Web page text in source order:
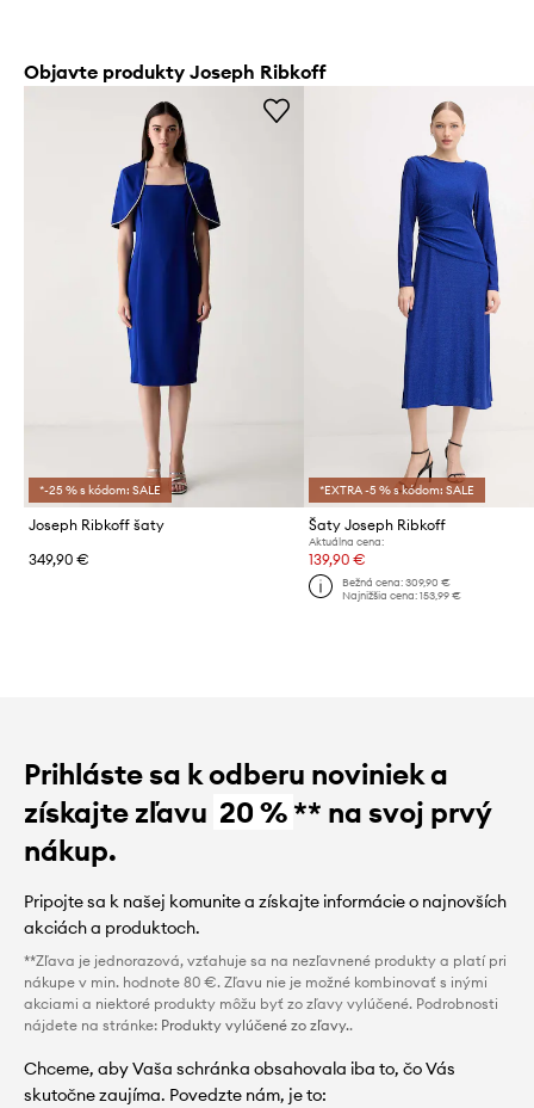
Objavte produkty Joseph Ribkoff
*-25 % s kódom: SALE
Joseph Ribkoff šaty
349,90 €
*EXTRA -5 % s kódom: SALE
Šaty Joseph Ribkoff
Aktuálna cena:
139,90 €
Bežná cena: 309,90 €
Najnižšia cena: 153,99 €
Prihláste sa k odberu noviniek a
získajte zľavu 20 %** na svoj prvý
nákup.
Pripojte sa k našej komunite a získajte informácie o najnovších
akciách a produktoch.
**Zľava je jednorazová, vzťahuje sa na nezľavnené produkty a platí pri
nákupe v min. hodnote 80 €. Zľavu nie je možné kombinovať s inými
akciami a niektoré produkty môžu byť zo zľavy vylúčené. Podrobnosti
nájdete na stránke: Produkty vylúčené zo zľavy..
Chceme, aby Vaša schránka obsahovala iba to, čo Vás
skutočne zaujíma. Povedzte nám, je to: